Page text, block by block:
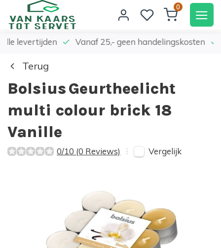
0
levertijden Vanaf 25,- geen handelingskosten
Terug
BolsiusGeurtheelicht
multi colour brick 18
Vanille
0/10 (0 Reviews) Vergelijk